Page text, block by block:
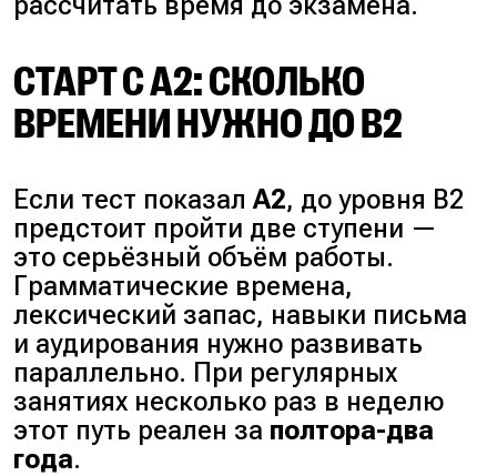
СТАРТ С A2: СКОЛЬКО
ВРЕМЕНИ НУЖНО ДО B2
Если тест показалA2, до уровня B2
предстоит пройти две ступени —
это серьёзный объём работы.
Грамматические времена,
лексический запас, навыки письма
и аудирования нужно развивать
параллельно. При регулярных
занятиях несколько раз в неделю
этот путь реален за полтора-два
года.